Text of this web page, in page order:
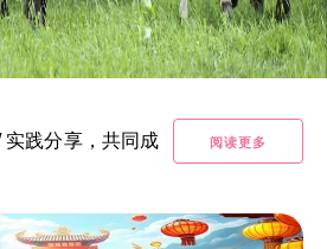
实践分享，共同成
阅读更多